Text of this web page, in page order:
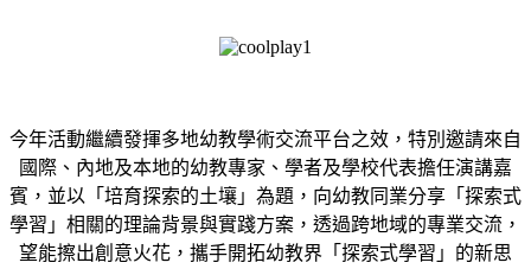
今年活動繼續發揮多地幼教學術交流平台之效，特別邀請來自
國際、內地及本地的幼教專家、學者及學校代表擔任演講嘉
賓，並以「培育探索的土壤」為題，向幼教同業分享「探索式
學習」相關的理論背景與實踐方案，透過跨地域的專業交流，
望能擦出創意火花，攜手開拓幼教界「探索式學習」的新思